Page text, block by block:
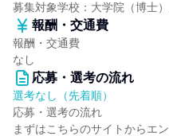
募集対象学校：大学院（博士
報酬・交通費
報酬・交通費
なし
応募・選考の流れ
選考なし（先着順）
応募・選考の流れ
まずはこちらのサイトからエ